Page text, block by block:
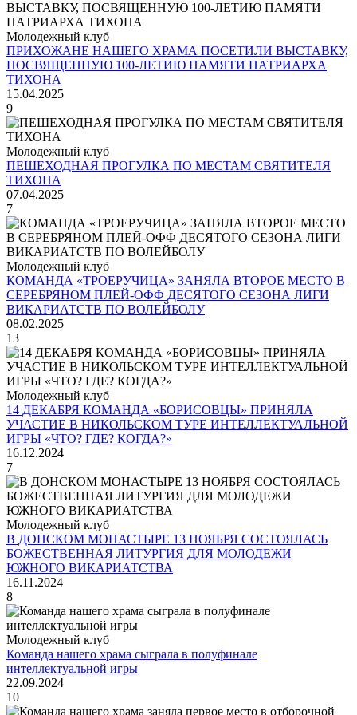
Молодежный клуб
ПРИХОЖАНЕ НАШЕГО ХРАМА ПОСЕТИЛИ ВЫСТАВКУ,
ПОСВЯЩЕННУЮ 100-ЛЕТИЮ ПАМЯТИ ПАТРИАРХА
ТИХОНА
15.04.2025
9
Молодежный клуб
ПЕШЕХОДНАЯ ПРОГУЛКА ПО МЕСТАМ СВЯТИТЕЛЯ
ТИХОНА
07.04.2025
7
Молодежный клуб
КОМАНДА «ТРОЕРУЧИЦА» ЗАНЯЛА ВТОРОЕ МЕСТО В
СЕРЕБРЯНОМ ПЛЕЙ-ОФФ ДЕСЯТОГО СЕЗОНА ЛИГИ
ВИКАРИАТСТВ ПО ВОЛЕЙБОЛУ
08.02.2025
13
Молодежный клуб
14 ДЕКАБРЯ КОМАНДА «БОРИСОВЦЫ» ПРИНЯЛА
УЧАСТИЕ В НИКОЛЬСКОМ ТУРЕ ИНТЕЛЛЕКТУАЛЬНОЙ
ИГРЫ «ЧТО? ГДЕ? КОГДА?»
16.12.2024
7
Молодежный клуб
В ДОНСКОМ МОНАСТЫРЕ 13 НОЯБРЯ СОСТОЯЛАСЬ
БОЖЕСТВЕННАЯ ЛИТУРГИЯ ДЛЯ МОЛОДЕЖИ
ЮЖНОГО ВИКАРИАТСТВА
16.11.2024
8
Молодежный клуб
Команда нашего храма сыграла в полуфинале
интеллектуальной игры
22.09.2024
10